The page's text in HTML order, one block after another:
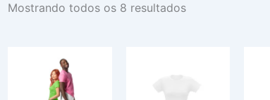
Mostrando todos os 8 resultados